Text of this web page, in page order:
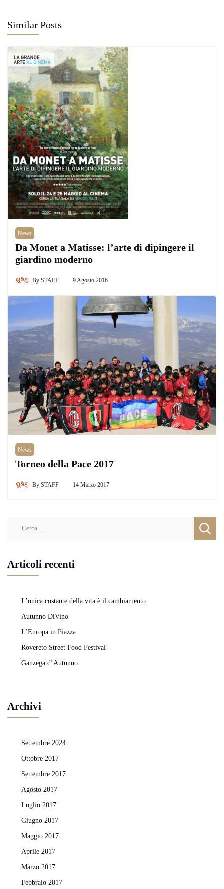
Similar Posts
News
Da Monet a Matisse: l’arte di dipingere il
giardino moderno
By STAFF 9 Agosto 2016
News
Torneo della Pace 2017
By STAFF 14 Marzo 2017
Articoli recenti
L’unica costante della vita è il cambiamento.
Autunno DiVino
L’Europa in Piazza
Rovereto Street Food Festival
Ganzega d’Autunno
Archivi
Settembre 2024
Ottobre 2017
Settembre 2017
Agosto 2017
Luglio 2017
Giugno 2017
Maggio 2017
Aprile 2017
Marzo 2017
Febbraio 2017